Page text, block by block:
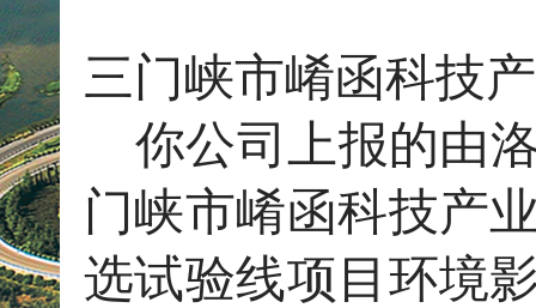
三门峡市崤函科技
你公司上报的由
门峡市崤函科技产
选试验线项目环境